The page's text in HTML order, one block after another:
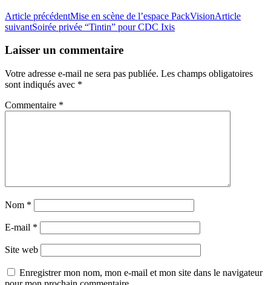
Article précédentMise en scène de l’espace PackVisionArticle
suivantSoirée privée “Tintin” pour CDC Ixis
Laisser un commentaire
Votre adresse e-mail ne sera pas publiée. Les champs obligatoires
sont indiqués avec *
Commentaire *
Nom *
E-mail *
Site web
Enregistrer mon nom, mon e-mail et mon site dans le navigateur